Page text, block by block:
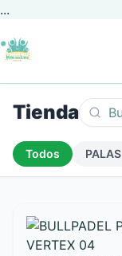
...
Tienda
Todos PALAS